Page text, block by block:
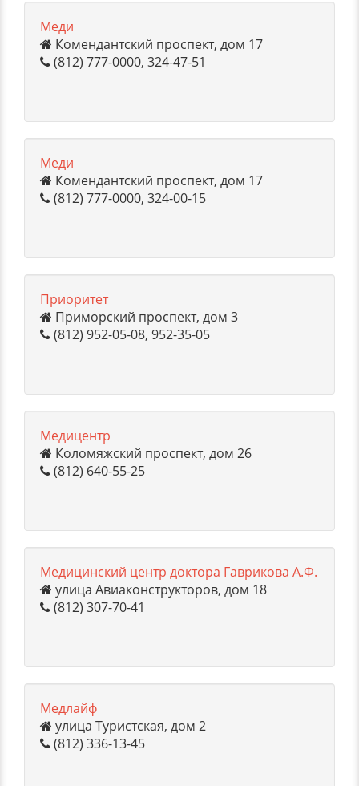
Меди
Комендантский проспект, дом 17
(812) 777-0000, 324-47-51
Меди
Комендантский проспект, дом 17
(812) 777-0000, 324-00-15
Приоритет
Приморский проспект, дом 3
(812) 952-05-08, 952-35-05
Медицентр
Коломяжский проспект, дом 26
(812) 640-55-25
Медицинский центр доктора Гаврикова А.Ф.
улица Авиаконструкторов, дом 18
(812) 307-70-41
Медлайф
улица Туристская, дом 2
(812) 336-13-45